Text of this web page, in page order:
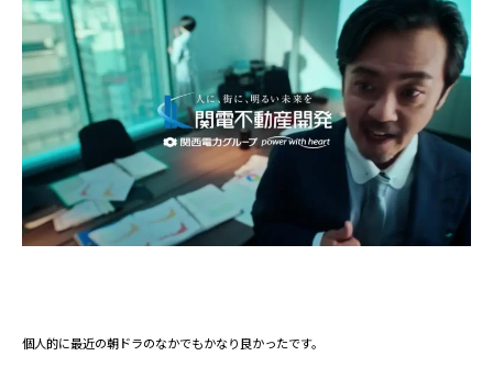
個人的に最近の朝ドラのなかでもかなり良かったです。